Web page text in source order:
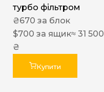
турбо фільтром
₴670 за блок
$700 за ящик≈ 31 500
₴
Купити